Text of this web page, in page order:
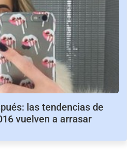
las tendencias de
vuelven a arrasar